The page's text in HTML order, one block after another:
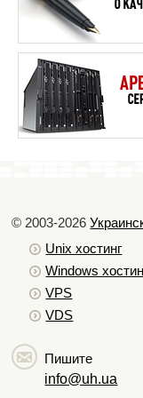
© 2003-2026
Unix хостинг
Windows
VPS
VDS
Пишите
info@uh.ua